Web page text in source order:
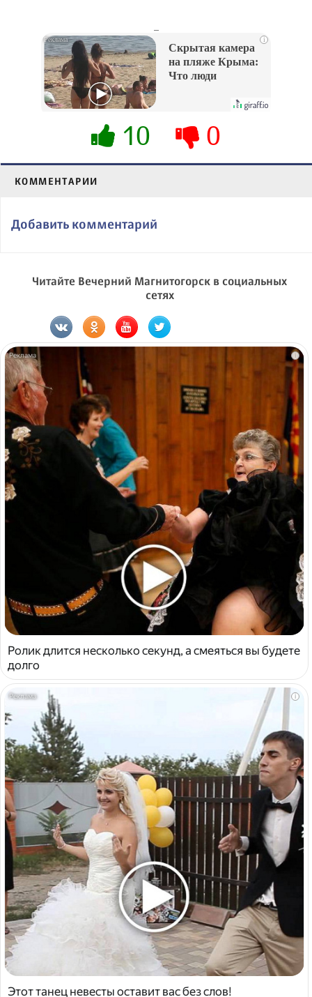
i
Скрытая камера
на пляже Крыма:
Что люди
их не видят...
10 0
КОММЕНТАРИИ
Добавить комментарий
Читайте Вечерний Магнитогорск в социальных
сетях
i
Ролик длится несколько секунд, а смеяться вы будете
долго
i
Этот танец невесты оставит вас без слов!